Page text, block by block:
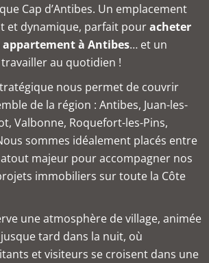
Cap d’Antibes. Un emplacement
et dynamique, parfait pouracheter
appartement à Antibes… et un
au quotidien !
nous permet de couvrir
de la région : Antibes, Juan-les-
Valbonne, Roquefort-les-Pins,
sommes idéalement placés entre
atout majeur pour accompagner nos
immobiliers sur toute la Côte
une atmosphère de village, animée
tard dans la nuit, où
et visiteurs se croisent dans une